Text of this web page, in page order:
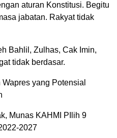
aturan Konstitusi. Begitu
jabatan. Rakyat tidak
Bahlil, Zulhas, Cak Imin,
tidak berdasar.
yang Potensial
Munas KAHMI PIlih 9
2027